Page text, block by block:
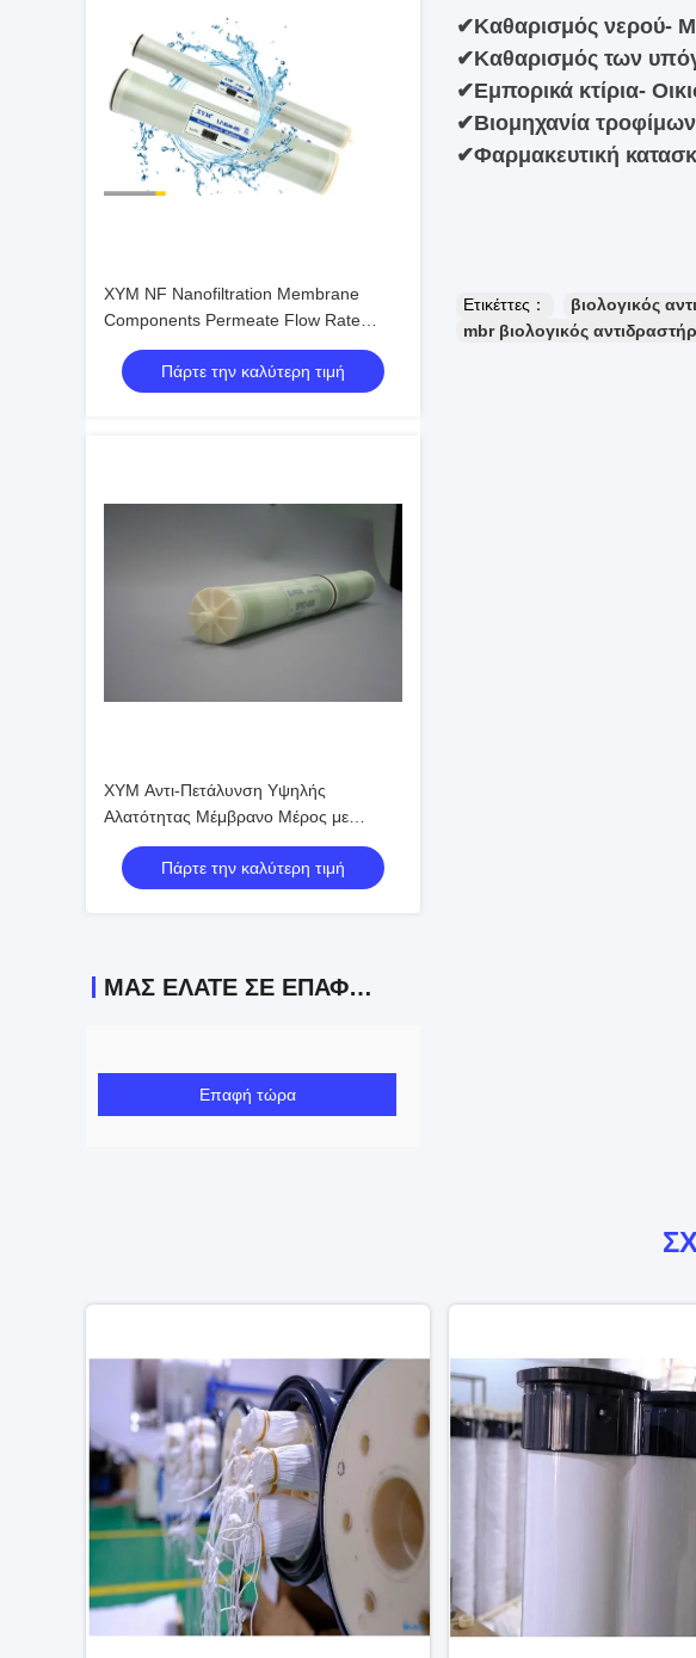
XYM NF Nanofiltration Membrane
Components Permeate Flow Rate
m3/d 45.5
Πάρτε την καλύτερη τιμή
XYM Αντι-Πετάλυνση Υψηλής
Αλατότητας Μέμβρανο Μέρος με
29,8m2 αποτελεσματική περιοχή
Πάρτε την καλύτερη τιμή
ΜΑΣ ΕΛΆΤΕ ΣΕ ΕΠΑΦΉ ΜΕ
Επαφή τώρα
✔Καθαρισμός νερού-
✔Καθαρισμός των
✔Εμπορικά κτίρια-
✔Βιομηχανία
✔Φαρμακευτική
Ετικέττες： βιολογικός
mbr βιολογικός